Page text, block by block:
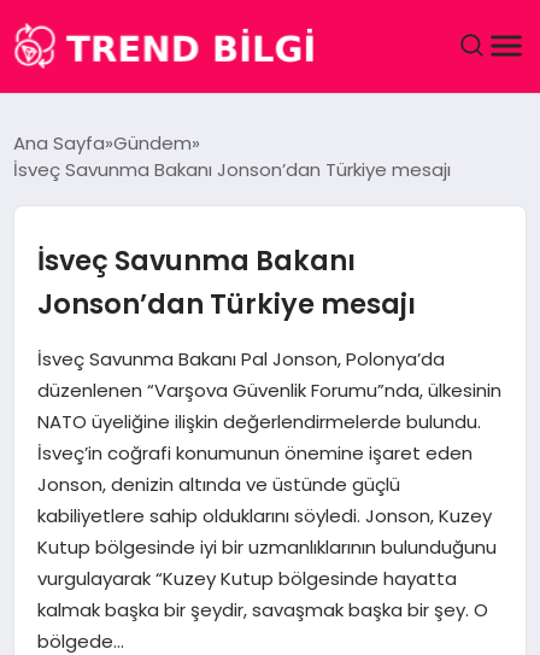
DÜNYA
EĞITIM
EKONOMI
MAGAZIN
SAĞLIK
SPOR
TEKNOLOJI
YAŞAM
Ana Sayfa Gündem
İsveç Savunma Bakanı Jonson’dan Türkiye mesajı
İsveç Savunma Bakanı
Jonson’dan Türkiye mesajı
İsveç Savunma Bakanı Pal Jonson, Polonya’da
düzenlenen “Varşova Güvenlik Forumu”nda, ülkesinin
NATO üyeliğine ilişkin değerlendirmelerde bulundu.
İsveç’in coğrafi konumunun önemine işaret eden
Jonson, denizin altında ve üstünde güçlü
kabiliyetlere sahip olduklarını söyledi. Jonson, Kuzey
Kutup bölgesinde iyi bir uzmanlıklarının bulunduğunu
vurgulayarak “Kuzey Kutup bölgesinde hayatta
kalmak başka bir şeydir, savaşmak başka bir şey. O
bölgede…